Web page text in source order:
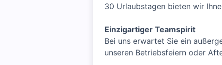
30 Urlaubstagen bieten wir
Einzigartiger Teamspirit
Bei uns erwartet Sie ein
unseren Betriebsfeiern oder